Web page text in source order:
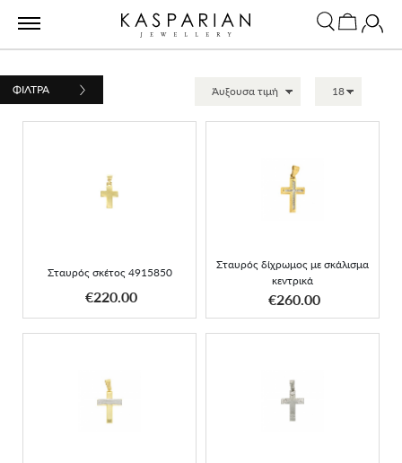
ΦΙΛΤΡΑ
Σταυρός σκέτος 4915850
€220.00
Σταυρός σκέτος 4915850
ΑΠΟΚΤΗΣΕ ΤΟ
Σταυρός δίχρωμος με σκάλισμα
κεντρικά
€260.00
Σταυρός δίχρωμος με
σκάλισμα κεντρικά
ΑΠΟΚΤΗΣΕ ΤΟ
Σταυρός δίχρωμος
4729350
Σταυρός λεκόχρυσος
4729650